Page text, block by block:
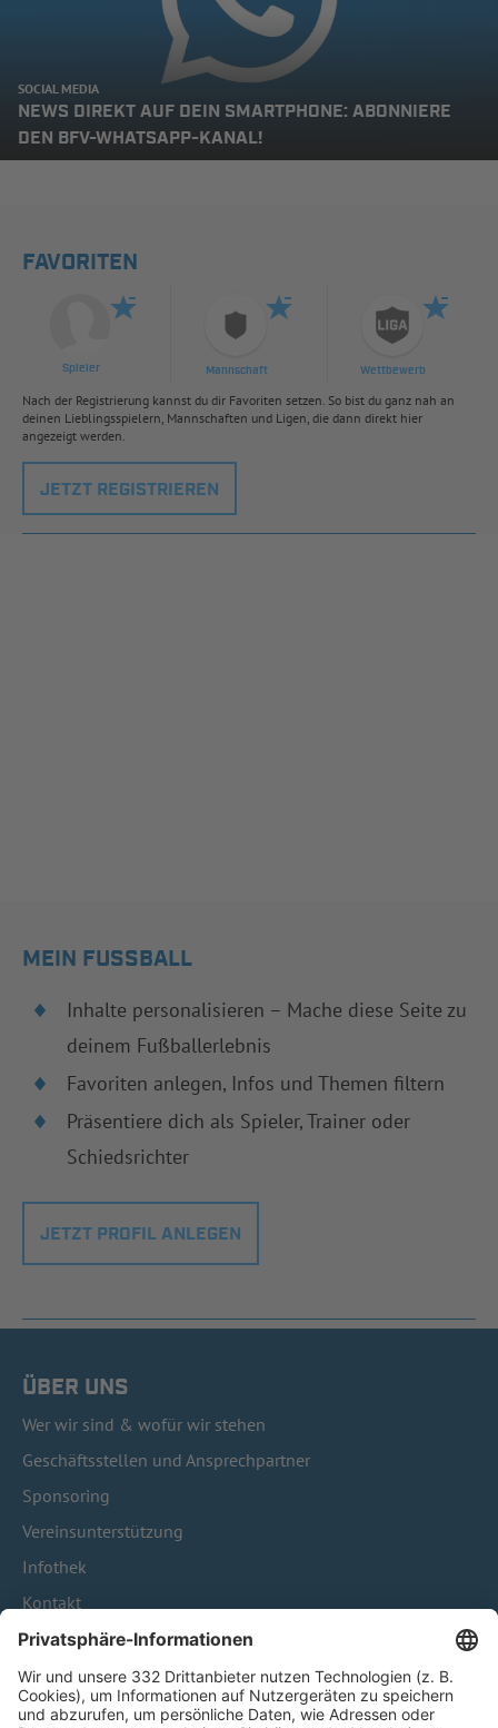
SOCIAL MEDIA
NEWS DIREKT AUF DEIN SMARTPHONE: ABONNIERE
DEN BFV-WHATSAPP-KANAL!
FAVORITEN
Spieler Mannschaft Wettbewerb
Nach der Registrierung kannst du dir Favoriten setzen. So bist du ganz nah an
deinen Lieblingsspielern, Mannschaften und Ligen, die dann direkt hier
angezeigt werden.
JETZT REGISTRIEREN
MEIN FUSSBALL
Inhalte personalisieren – Mache diese Seite zu
deinem Fußballerlebnis
Favoriten anlegen, Infos und Themen filtern
Präsentiere dich als Spieler, Trainer oder
Schiedsrichter
JETZT PROFIL ANLEGEN
ÜBER UNS
Wer wir sind & wofür wir stehen
Geschäftsstellen und Ansprechpartner
Sponsoring
Vereinsunterstützung
Infothek
Kontakt
HÄUFIG BESUCHTE SEITEN
Pässe und Vereinswechsel